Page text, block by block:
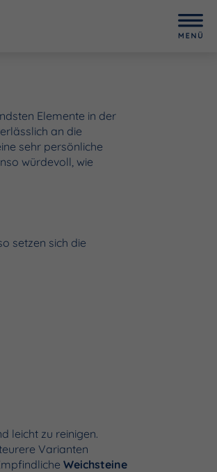
Elemente in der
an die
sehr persönliche
würdevoll, wie
setzen sich die
leicht zu reinigen.
Varianten
Weichsteine